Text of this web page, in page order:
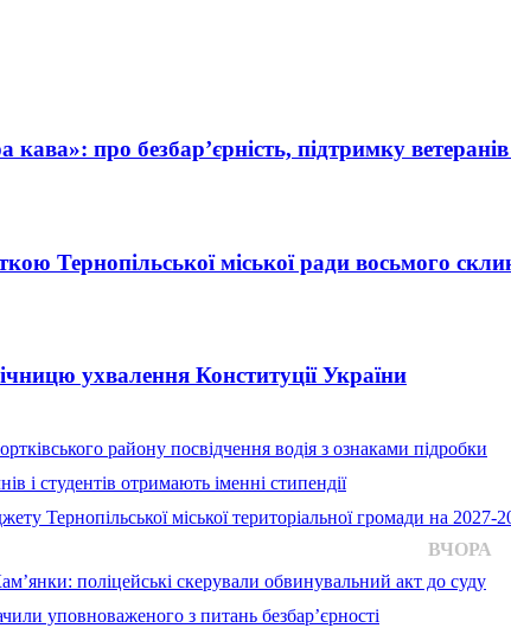
про безбар’єрність, підтримку
Тернопільської міської ради восьмого
ухвалення Конституції України
району посвідчення водія з ознаками підробки
і студентів отримають іменні стипендії
Тернопільської міської територіальної громади на 2027-
ВЧОРА
поліцейські скерували обвинувальний акт до суду
уповноваженого з питань безбар’єрності